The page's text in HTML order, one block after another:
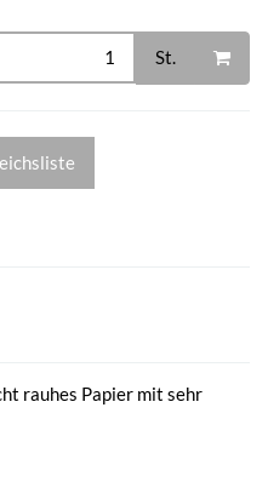
St.
rauhes Papier mit sehr